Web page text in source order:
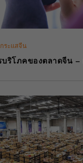
ระแสจีน
บริโภคของตลาดจีน –